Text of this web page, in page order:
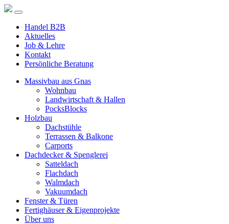
Handel B2B
Aktuelles
Job & Lehre
Kontakt
Persönliche Beratung
Massivbau aus Gnas
Wohnbau
Landwirtschaft & Hallen
PocksBlocks
Holzbau
Dachstühle
Terrassen & Balkone
Carports
Dachdecker & Spenglerei
Satteldach
Flachdach
Walmdach
Vakuumdach
Fenster & Türen
Fertighäuser & Eigenprojekte
Über uns